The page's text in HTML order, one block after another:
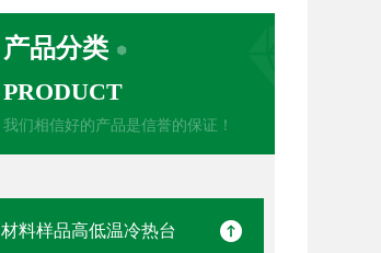
产品分类
PRODUCT
我们相信好的产品是信誉的保证！
材料样品高低温冷热台